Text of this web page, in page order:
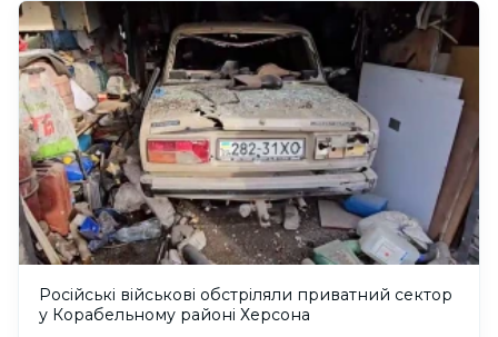
Російські військові обстріляли приватний сектор
у Корабельному районі Херсона